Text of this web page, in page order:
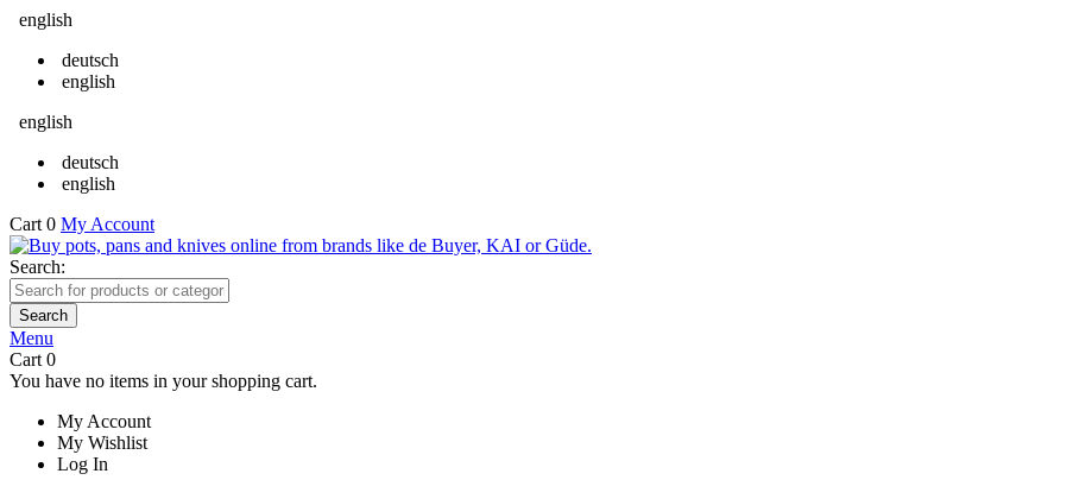
english
deutsch
english
english
deutsch
english
Cart 0 My Account
Search:
Search
Menu
Cart 0
You have no items in your shopping cart.
My Account
My Wishlist
Log In